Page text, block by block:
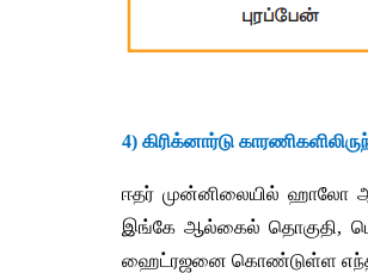
4) கிரிக்னார்டு
ஈதர் முன்னிலையில் ஹாலோ
இங்கே ஆல்கைல் தொகுதி,
ஹைட்ரஜனை கொண்டுள்ள